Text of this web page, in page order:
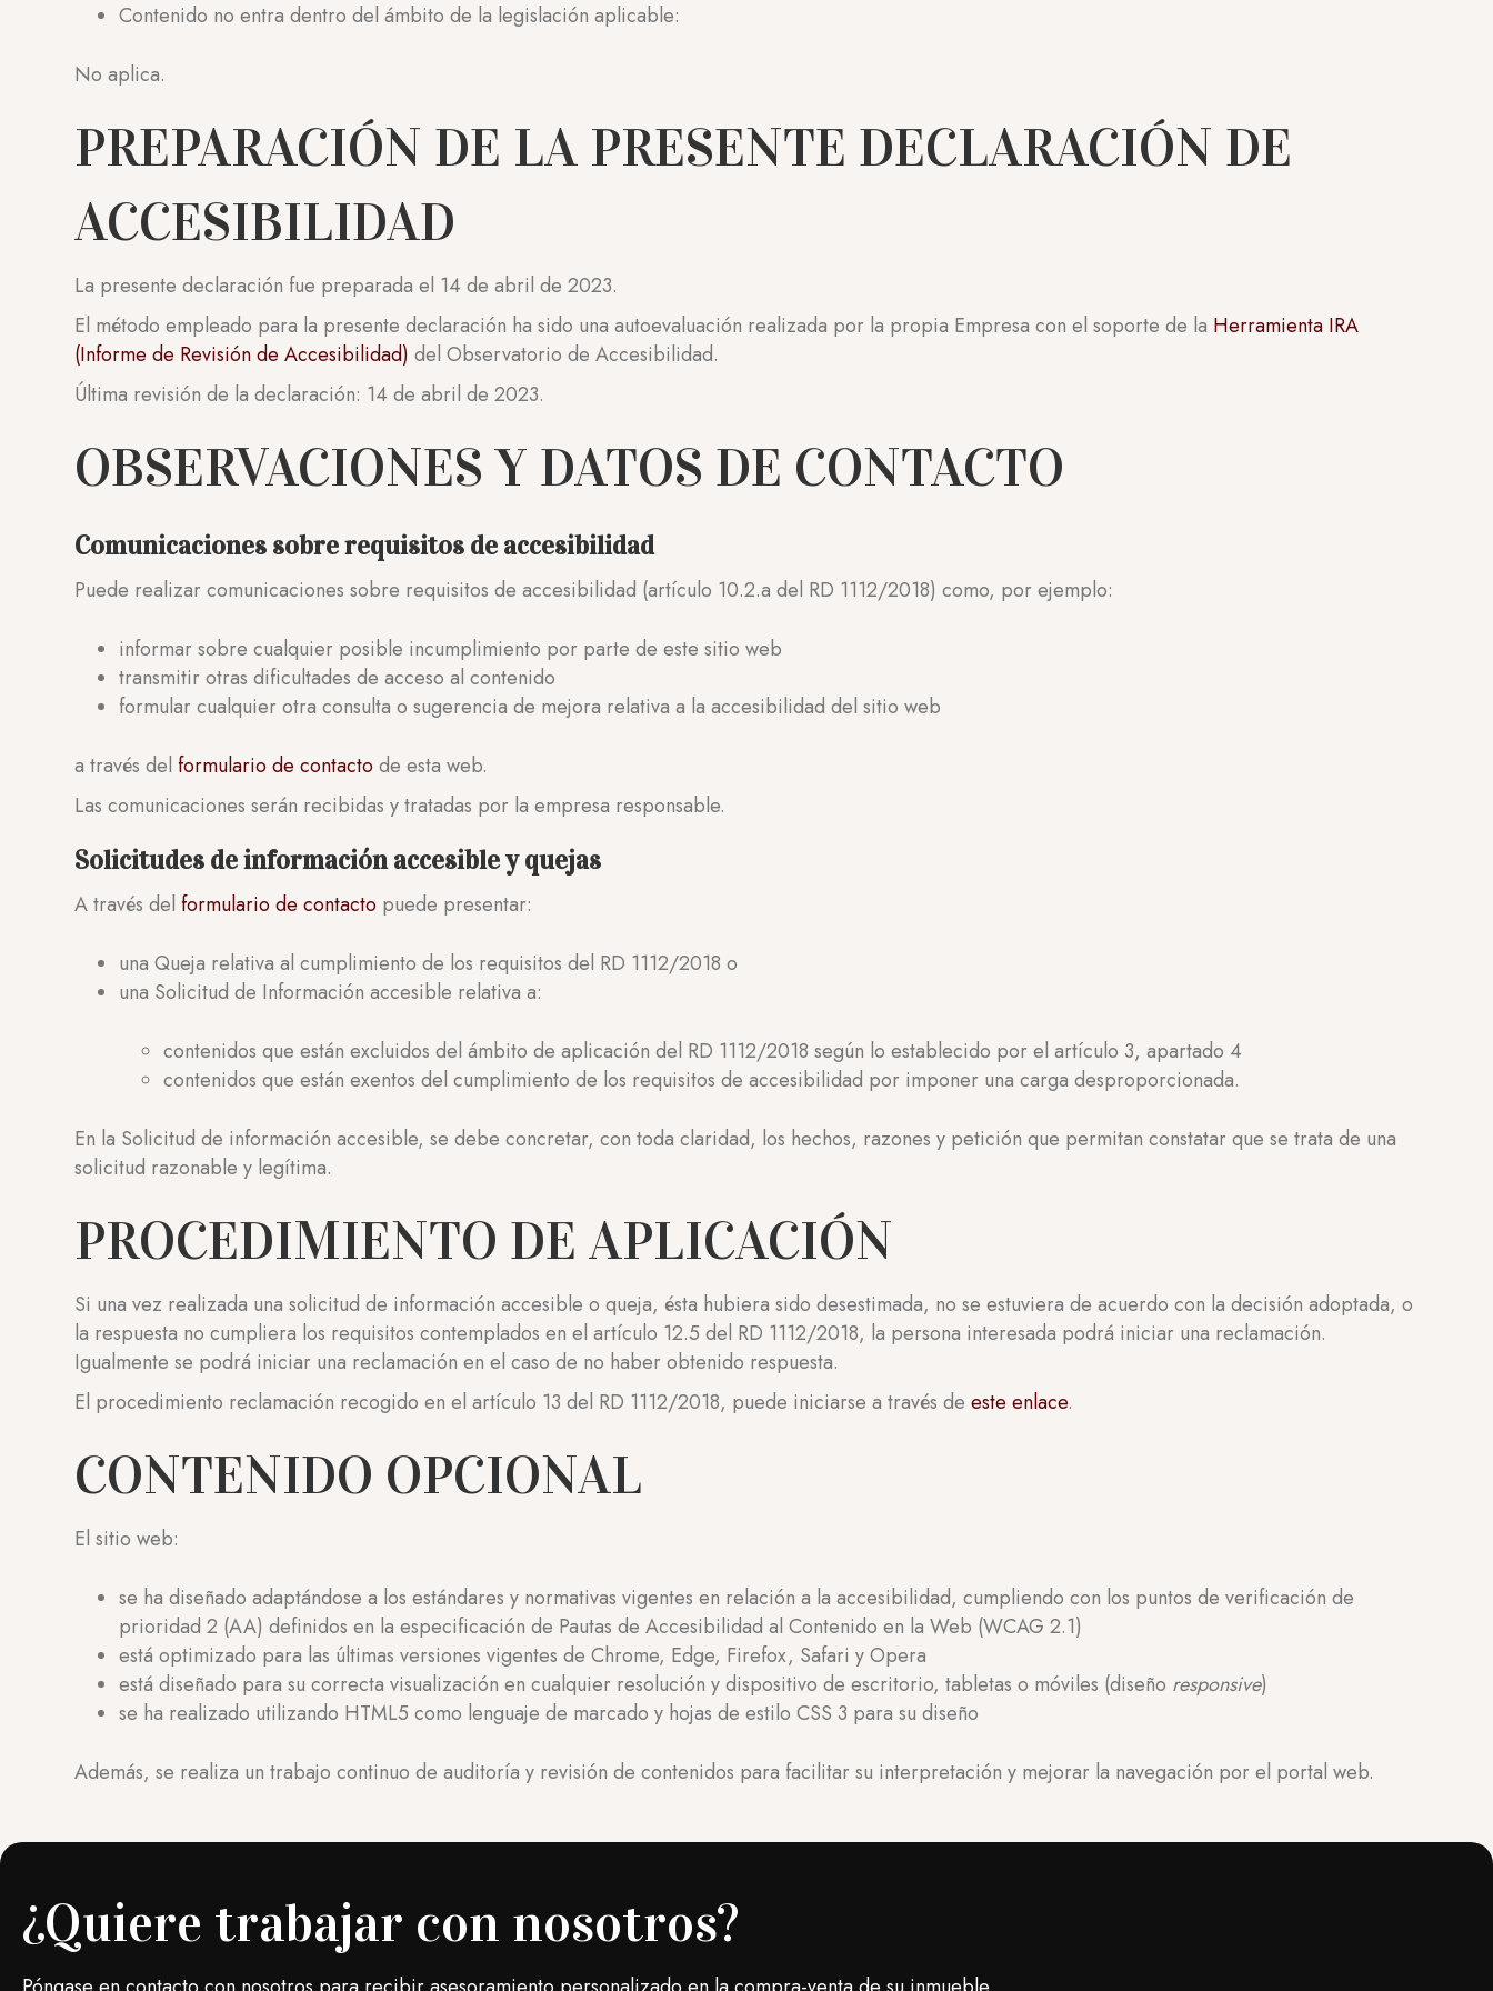
Contenido no entra dentro del ámbito de la legislación aplicable:
No aplica.
PREPARACIÓN DE LA PRESENTE DECLARACIÓN DE
ACCESIBILIDAD
La presente declaración fue preparada el 14 de abril de 2023.
El método empleado para la presente declaración ha sido una autoevaluación realizada por la propia Empresa con el soporte de la Herramienta IRA
(Informe de Revisión de Accesibilidad) del Observatorio de Accesibilidad.
Última revisión de la declaración: 14 de abril de 2023.
OBSERVACIONES Y DATOS DE CONTACTO
Comunicaciones sobre requisitos de accesibilidad
Puede realizar comunicaciones sobre requisitos de accesibilidad (artículo 10.2.a del RD 1112/2018) como, por ejemplo:
informar sobre cualquier posible incumplimiento por parte de este sitio web
transmitir otras dificultades de acceso al contenido
formular cualquier otra consulta o sugerencia de mejora relativa a la accesibilidad del sitio web
a través delformulario de contacto de esta web.
Las comunicaciones serán recibidas y tratadas por la empresa responsable.
Solicitudes de información accesible y quejas
A través delformulario de contacto puede presentar:
una Queja relativa al cumplimiento de los requisitos del RD 1112/2018 o
una Solicitud de Información accesible relativa a:
contenidos que están excluidos del ámbito de aplicación del RD 1112/2018 según lo establecido por el artículo 3, apartado 4
contenidos que están exentos del cumplimiento de los requisitos de accesibilidad por imponer una carga desproporcionada.
En la Solicitud de información accesible, se debe concretar, con toda claridad, los hechos, razones y petición que permitan constatar que se trata de una
solicitud razonable y legítima.
PROCEDIMIENTO DE APLICACIÓN
Si una vez realizada una solicitud de información accesible o queja, ésta hubiera sido desestimada, no se estuviera de acuerdo con la decisión adoptada, o
la respuesta no cumpliera los requisitos contemplados en el artículo 12.5 del RD 1112/2018, la persona interesada podrá iniciar una reclamación.
Igualmente se podrá iniciar una reclamación en el caso de no haber obtenido respuesta.
El procedimiento reclamación recogido en el artículo 13 del RD 1112/2018, puede iniciarse a través deeste enlace.
CONTENIDO OPCIONAL
El sitio web:
se ha diseñado adaptándose a los estándares y normativas vigentes en relación a la accesibilidad, cumpliendo con los puntos de verificación de
prioridad 2 (AA) definidos en la especificación de Pautas de Accesibilidad al Contenido en la Web (WCAG 2.1)
está optimizado para las últimas versiones vigentes de Chrome, Edge, Firefox, Safari y Opera
está diseñado para su correcta visualización en cualquier resolución y dispositivo de escritorio, tabletas o móviles (diseño responsive)
se ha realizado utilizando HTML5 como lenguaje de marcado y hojas de estilo CSS 3 para su diseño
Además, se realiza un trabajo continuo de auditoría y revisión de contenidos para facilitar su interpretación y mejorar la navegación por el portal web.
¿Quiere trabajar con nosotros?